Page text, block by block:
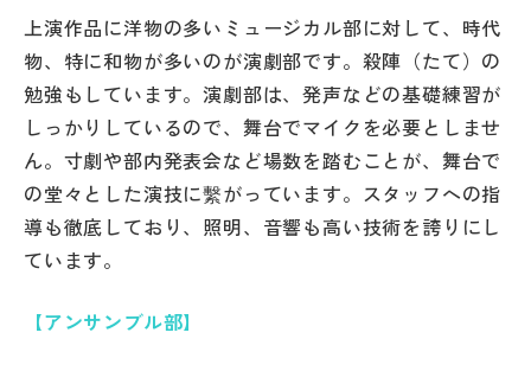
上演作品に洋物の多いミュージカル部に対して、時代
物、特に和物が多いのが演劇部です。殺陣（たて）の
勉強もしています。演劇部は、発声などの基礎練習が
しっかりしているので、舞台でマイクを必要としませ
ん。寸劇や部内発表会など場数を踏むことが、舞台で
の堂々とした演技に繫がっています。スタッフへの指
導も徹底しており、照明、音響も高い技術を誇りにし
ています。
【アンサンブル部】